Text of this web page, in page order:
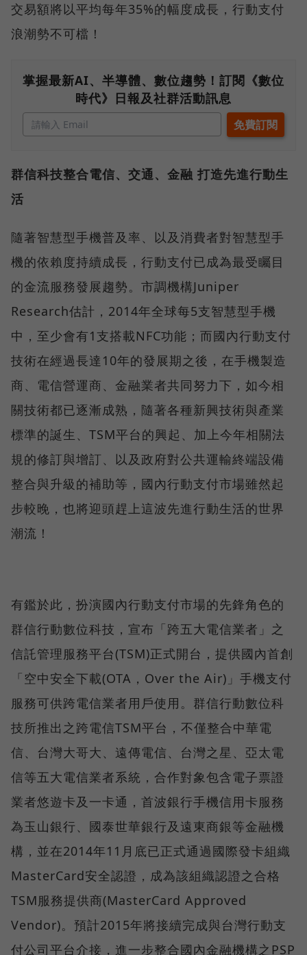
交易額將以平均每年35%的幅度成長，行動支付
浪潮勢不可檔！
掌握最新AI、半導體、數位趨勢！訂閱《數位
時代》日報及社群活動訊息
群信科技整合電信、交通、金融 打造先進行動生
活
隨著智慧型手機普及率、以及消費者對智慧型手
機的依賴度持續成長，行動支付已成為最受矚目
的金流服務發展趨勢。市調機構Juniper
Research估計，2014年全球每5支智慧型手機
中，至少會有1支搭載NFC功能；而國內行動支付
技術在經過長達10年的發展期之後，在手機製造
商、電信營運商、金融業者共同努力下，如今相
關技術都已逐漸成熟，隨著各種新興技術與產業
標準的誕生、TSM平台的興起、加上今年相關法
規的修訂與增訂、以及政府對公共運輸終端設備
整合與升級的補助等，國內行動支付市場雖然起
步較晚，也將迎頭趕上這波先進行動生活的世界
潮流！
有鑑於此，扮演國內行動支付市場的先鋒角色的
群信行動數位科技，宣布「跨五大電信業者」之
信託管理服務平台(TSM)正式開台，提供國內首創
「空中安全下載(OTA，Over the Air)」手機支付
服務可供跨電信業者用戶使用。群信行動數位科
技所推出之跨電信TSM平台，不僅整合中華電
信、台灣大哥大、遠傳電信、台灣之星、亞太電
信等五大電信業者系統，合作對象包含電子票證
業者悠遊卡及一卡通，首波銀行手機信用卡服務
為玉山銀行、國泰世華銀行及遠東商銀等金融機
構，並在2014年11月底已正式通過國際發卡組織
MasterCard安全認證，成為該組織認證之合格
TSM服務提供商(MasterCard Approved
Vendor)。預計2015年將接續完成與台灣行動支
付公司平台介接，進一步整合國內金融機構之PSP